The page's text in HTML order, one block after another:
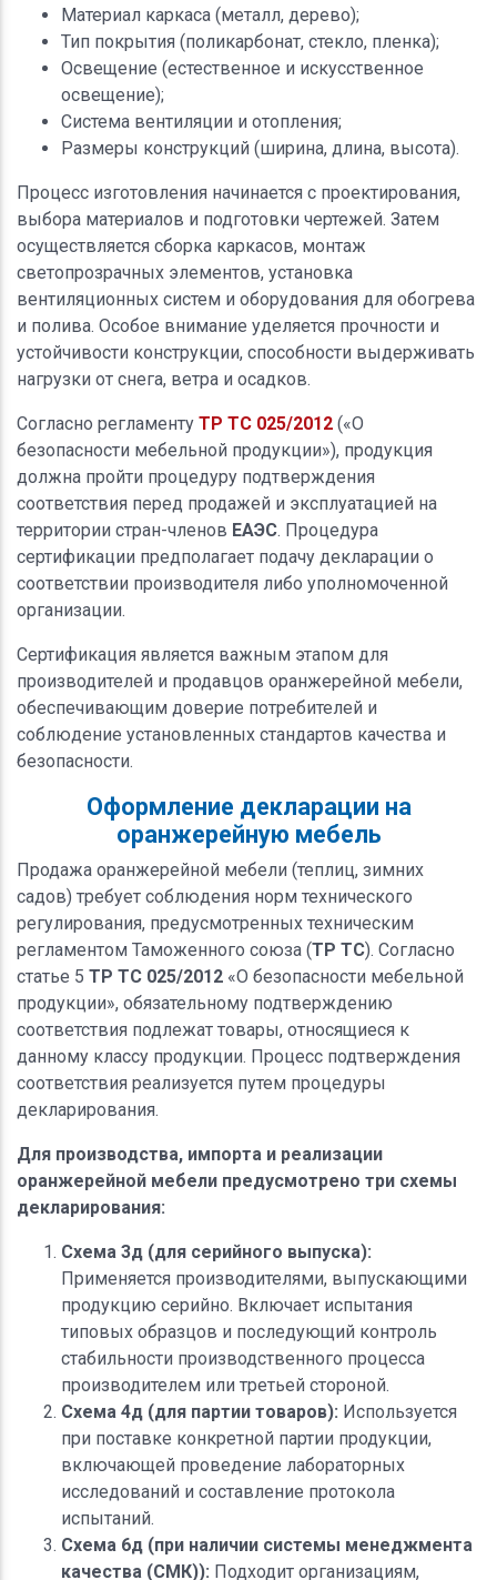
Материал каркаса (металл, дерево);
Тип покрытия (поликарбонат, стекло, пленка);
Освещение (естественное и искусственное
освещение);
Система вентиляции и отопления;
Размеры конструкций (ширина, длина, высота).
Процесс изготовления начинается с проектирования,
выбора материалов и подготовки чертежей. Затем
осуществляется сборка каркасов, монтаж
светопрозрачных элементов, установка
вентиляционных систем и оборудования для обогрева
и полива. Особое внимание уделяется прочности и
устойчивости конструкции, способности выдерживать
нагрузки от снега, ветра и осадков.
Согласно регламенту ТР ТС 025/2012 («О
безопасности мебельной продукции»), продукция
должна пройти процедуру подтверждения
соответствия перед продажей и эксплуатацией на
территории стран-членов ЕАЭС. Процедура
сертификации предполагает подачу декларации о
соответствии производителя либо уполномоченной
организации.
Сертификация является важным этапом для
производителей и продавцов оранжерейной мебели,
обеспечивающим доверие потребителей и
соблюдение установленных стандартов качества и
безопасности.
Оформление декларации на
оранжерейную мебель
Продажа оранжерейной мебели (теплиц, зимних
садов) требует соблюдения норм технического
регулирования, предусмотренных техническим
регламентом Таможенного союза (ТР ТС). Согласно
статье 5 ТР ТС 025/2012 «О безопасности мебельной
продукции», обязательному подтверждению
соответствия подлежат товары, относящиеся к
данному классу продукции. Процесс подтверждения
соответствия реализуется путем процедуры
декларирования.
Для производства, импорта и реализации
оранжерейной мебели предусмотрено три схемы
декларирования:
Схема 3д (для серийного выпуска):
Применяется производителями, выпускающими
продукцию серийно. Включает испытания
типовых образцов и последующий контроль
стабильности производственного процесса
производителем или третьей стороной.
Схема 4д (для партии товаров): Используется
при поставке конкретной партии продукции,
включающей проведение лабораторных
исследований и составление протокола
испытаний.
Схема 6д (при наличии системы менеджмента
качества (СМК)): Подходит организациям,